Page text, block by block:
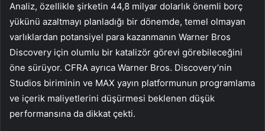
Analiz, özellikle şirketin 44,8 milyar dolarlık önemli borç
yükünü azaltmayı planladığı bir dönemde, temel olmayan
varlıklardan potansiyel para kazanmanın Warner Bros
Discovery için olumlu bir katalizör görevi görebileceğini
öne sürüyor. CFRA ayrıca Warner Bros. Discovery’nin
Studios biriminin ve MAX yayın platformunun programlama
ve içerik maliyetlerini düşürmesi beklenen düşük
performansına da dikkat çekti.